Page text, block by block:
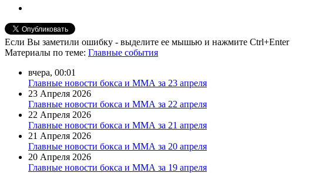
Если Вы заметили ошибку - выделите ее мышью и нажмите Ctrl+Enter
Материалы по теме: Главные события
вчера, 00:01
Главные новости бокса и ММА за 23 апреля
23 Апреля 2026
Главные новости бокса и ММА за 22 апреля
22 Апреля 2026
Главные новости бокса и ММА за 21 апреля
21 Апреля 2026
Главные новости бокса и ММА за 20 апреля
20 Апреля 2026
Главные новости бокса и ММА за 19 апреля